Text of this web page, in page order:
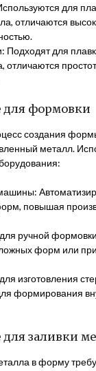
для
отличаются
Подходят для
отличаются
для формовки
создания
металл.
повышая
ручной
форм или
изготовления
формирования
заливки
в форму